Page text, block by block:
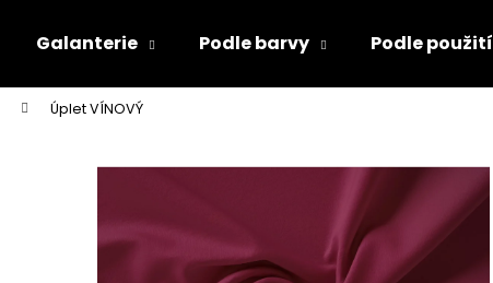
Galanterie Podle barvy Podle použití
Úplet VÍNOVÝ
Co potřebujete najít?
HLEDAT